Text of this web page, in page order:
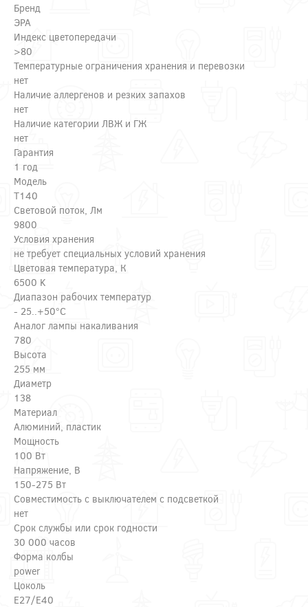
Бренд
ЭРА
Индекс цветопередачи
>80
Температурные ограничения хранения и перевозки
нет
Наличие аллергенов и резких запахов
нет
Наличие категории ЛВЖ и ГЖ
нет
Гарантия
1 год
Модель
Т140
Световой поток, Лм
9800
Условия хранения
не требует специальных условий хранения
Цветовая температура, К
6500 K
Диапазон рабочих температур
- 25..+50°C
Аналог лампы накаливания
780
Высота
255 мм
Диаметр
138
Материал
Алюминий, пластик
Мощность
100 Вт
Напряжение, В
150-275 Вт
Совместимость с выключателем с подсветкой
нет
Срок службы или срок годности
30 000 часов
Форма колбы
power
Цоколь
E27/E40